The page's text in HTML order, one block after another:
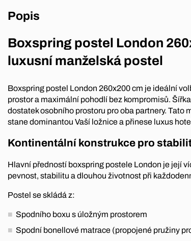
Popis
Boxspring postel London
luxusní manželská postel
Boxspring postel London 260x200 cm je ideální
prostor a maximální pohodlí bez kompromisů.
dostatek osobního prostoru pro oba partnery. Tato
stane dominantou Vaší ložnice a přinese luxus
Kontinentální konstrukce pro
Hlavní předností boxspring postele London je její
pevnost, stabilitu a dlouhou životnost při
Postel se skládá z:
Spodního boxu s úložným prostorem
Spodní bonellové matrace (propojené pružiny